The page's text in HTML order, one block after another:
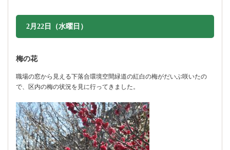
2月22日（水曜日）
梅の花
職場の窓から見える下落合環境空間緑道の紅白の梅がだいぶ咲いたの
で、区内の梅の状況を見に行ってきました。